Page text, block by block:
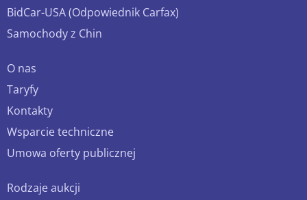
BidCar-USA (Odpowiednik Carfax)
Samochody z Chin
O nas
Taryfy
Kontakty
Wsparcie techniczne
Umowa oferty publicznej
Rodzaje aukcji